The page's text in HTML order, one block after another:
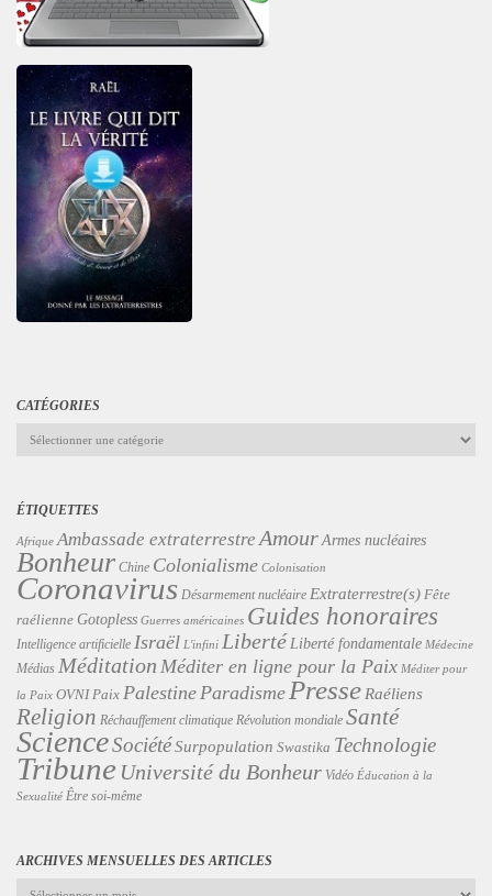
CATÉGORIES
ÉTIQUETTES
Afrique Ambassade extraterrestre Amour Armes nucléaires
Bonheur Chine Colonialisme Colonisation
Coronavirus Désarmement nucléaire Extraterrestre(s) Fête
raélienne Gotopless Guerres américaines Guides honoraires
Intelligence artificielle Israël L'infini Liberté Liberté fondamentale Médecine
Médias Méditation Méditer en ligne pour la Paix Méditer pour
la Paix OVNI Paix Palestine Paradisme Presse Raéliens
Religion Réchauffement climatique Révolution mondiale Santé
ScienceSociétéSurpopulation Swastika Technologie
Tribune Université du Bonheur Vidéo Éducation à la
Sexualité Être soi-même
ARCHIVES MENSUELLES DES ARTICLES